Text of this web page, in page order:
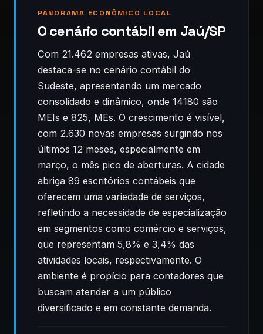
PANORAMA ECONÔMICO LOCAL
O cenário contábil em Jaú/SP
Com 21.462 empresas ativas, Jaú
destaca-se no cenário contábil do
Sudeste, apresentando um mercado
consolidado e dinâmico, onde 14180 são
MEIs e 825, MEs. O crescimento é visível,
com 2.630 novas empresas surgindo nos
últimos 12 meses, especialmente em
março, o mês pico de aberturas. A cidade
abriga 89 escritórios contábeis que
oferecem uma variedade de serviços,
refletindo a necessidade de especialização
em segmentos como comércio e serviços,
que representam 5,8% e 3,4% das
atividades locais, respectivamente. O
ambiente é propício para contadores que
buscam atender a um público
diversificado e em constante demanda.